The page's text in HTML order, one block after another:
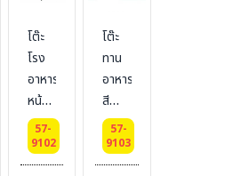
โต๊ะ
โรง
อาหาร
หน้า
ขาว
ขนาด
75*180*75
57-
9102
โต๊ะ
ทาน
อาหาร
สี
น้ำตาล
57-
9103